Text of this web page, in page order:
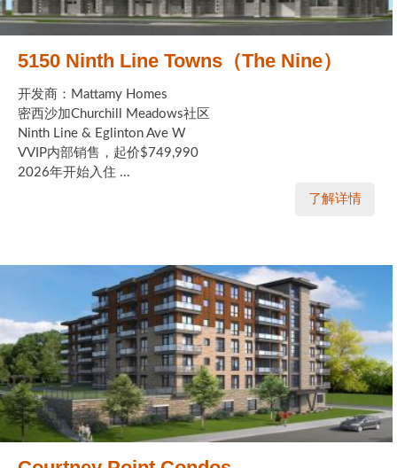
5150 Ninth Line Towns（The Nine）
开发商：Mattamy Homes
密西沙加Churchill Meadows社区
Ninth Line & Eglinton Ave W
VVIP内部销售，起价$749,990
2026年开始入住 ...
了解详情